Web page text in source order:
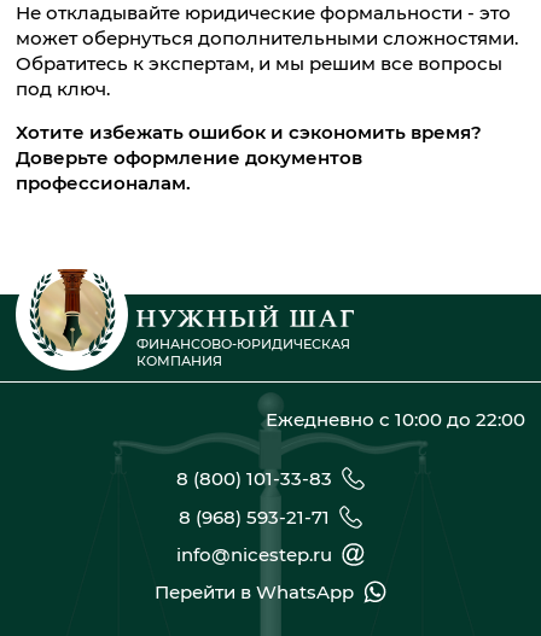
Не откладывайте юридические формальности - это
может обернуться дополнительными сложностями.
Обратитесь к экспертам, и мы решим все вопросы
под ключ.
Хотите избежать ошибок и сэкономить время?
Доверьте оформление документов
профессионалам.
ФИНАНСОВО-ЮРИДИЧЕСКАЯ
КОМПАНИЯ
Ежедневно с 10:00 до 22:00
8 (800) 101-33-83
8 (968) 593-21-71
info@nicestep.ru
Перейти в WhatsApp